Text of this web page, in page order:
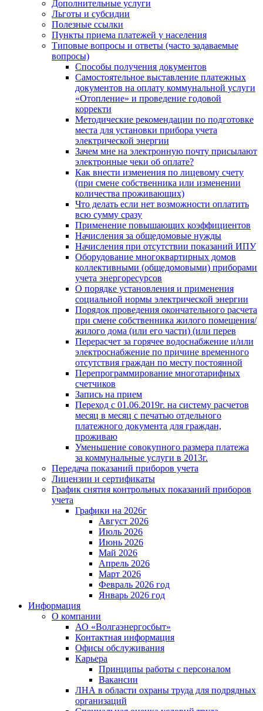
Дополнительные услуги
Льготы и субсидии
Полезные ссылки
Пункты приема платежей у населения
Типовые вопросы и ответы (часто задаваемые
вопросы)
Способы получения документов
Самостоятельное выставление платежных
документов на оплату коммунальной услуги
«Отопление» и проведение годовой
корректи
Методические рекомендации по подготовке
места для установки прибора учета
электрической энергии
Зачем мне на электронную почту присылают
электронные чеки об оплате?
Как внести изменения по лицевому счету
(при смене собственника или изменении
количества проживающих)
Что делать если нет возможности оплатить
всю сумму сразу
Применение повышающих коэффициентов
Начисления за общедомовые нужды
Начисления при отсутствии показаний ИПУ
Оборудование многоквартирных домов
коллективными (общедомовыми) приборами
учета энергоресурсов
О порядке установления и применения
социальной нормы электрической энергии
Порядок проведения окончательного расчета
при смене собственника жилого помещения/
жилого дома (или его части) (или перев
Перерасчет за горячее водоснабжение и/или
электроснабжение по причине временного
отсутствия граждан по месту постоянной
Перепрограммирование многотарифных
счетчиков
Запись на прием
Переход с 01.06.2019г. на систему расчетов
месяц в месяц с печатью отдельного
платежного документа для граждан,
проживаю
Уменьшение совокупного размера платежа
за коммунальные услуги в 2013г.
Передача показаний приборов учета
Лицензии и сертификаты
График снятия контрольных показаний приборов
учета
Графики на 2026г
Август 2026
Июль 2026
Июнь 2026
Май 2026
Апрель 2026
Март 2026
Февраль 2026 год
Январь 2026 год
Информация
О компании
АО «Волгаэнергосбыт»
Контактная информация
Офисы обслуживания
Карьера
Принципы работы с персоналом
Вакансии
ЛНА в области охраны труда для подрядных
организаций